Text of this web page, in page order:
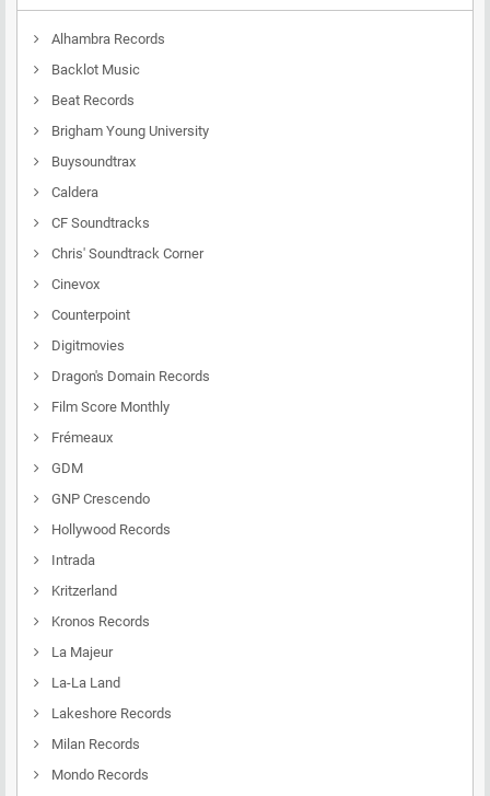
Alhambra Records
Backlot Music
Beat Records
Brigham Young University
Buysoundtrax
Caldera
CF Soundtracks
Chris' Soundtrack Corner
Cinevox
Counterpoint
Digitmovies
Dragon's Domain Records
Film Score Monthly
Frémeaux
GDM
GNP Crescendo
Hollywood Records
Intrada
Kritzerland
Kronos Records
La Majeur
La-La Land
Lakeshore Records
Milan Records
Mondo Records